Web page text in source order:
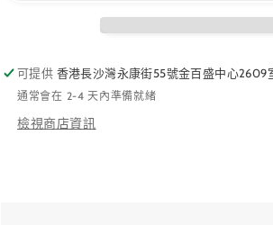
可提供 香港長沙灣永康街55號金百盛中心2609
通常會在 2-4 天內準備就緒
檢視商店資訊